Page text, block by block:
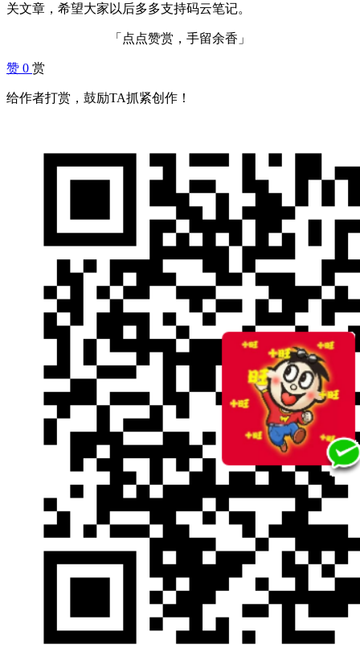
关文章，希望大家以后多多支持码云笔记。
「点点赞赏，手留余香」
赞 0 赏
给作者打赏，鼓励TA抓紧创作！